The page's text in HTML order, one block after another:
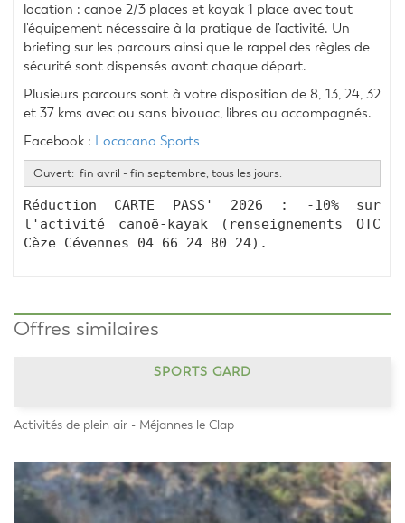
location : canoë 2/3 places et kayak 1 place avec tout
l'équipement nécessaire à la pratique de l'activité. Un
briefing sur les parcours ainsi que le rappel des règles de
sécurité sont dispensés avant chaque départ.
Plusieurs parcours sont à votre disposition de 8, 13, 24, 32
et 37 kms avec ou sans bivouac, libres ou accompagnés.
Facebook : Locacano Sports
Ouvert: fin avril - fin septembre, tous les jours.
Réduction CARTE PASS' 2026 : -10% sur
l'activité canoë-kayak (renseignements OTC
Cèze Cévennes 04 66 24 80 24).
Offres similaires
SPORTS GARD
Activités de plein air - Méjannes le Clap